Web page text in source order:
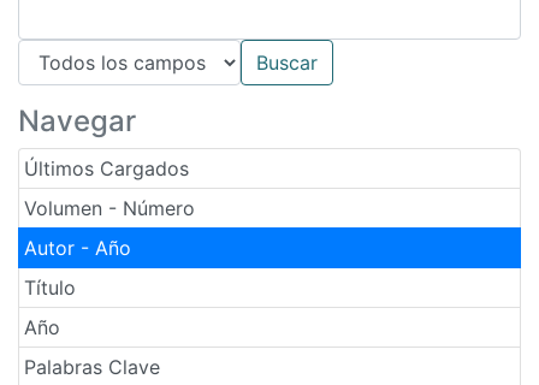
Navegar
Últimos Cargados
Volumen - Número
Autor - Año
Título
Año
Palabras Clave